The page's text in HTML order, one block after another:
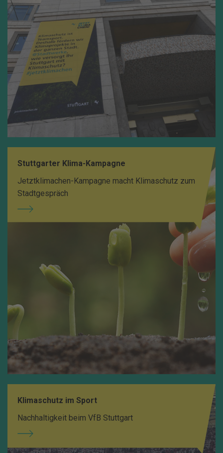
Stuttgarter Klima-Kampagne
Jetztklimachen-Kampagne macht Klimaschutz zum
Stadtgespräch
Klimaschutz im Sport
Nachhaltigkeit beim VfB Stuttgart